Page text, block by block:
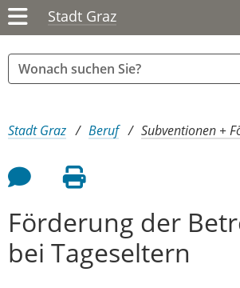
Stadt Graz
Sie sind hier:
Stadt Graz Beruf Subventionen +
Feedback an Autor
Seite drucken
Förderung der
bei Tageseltern